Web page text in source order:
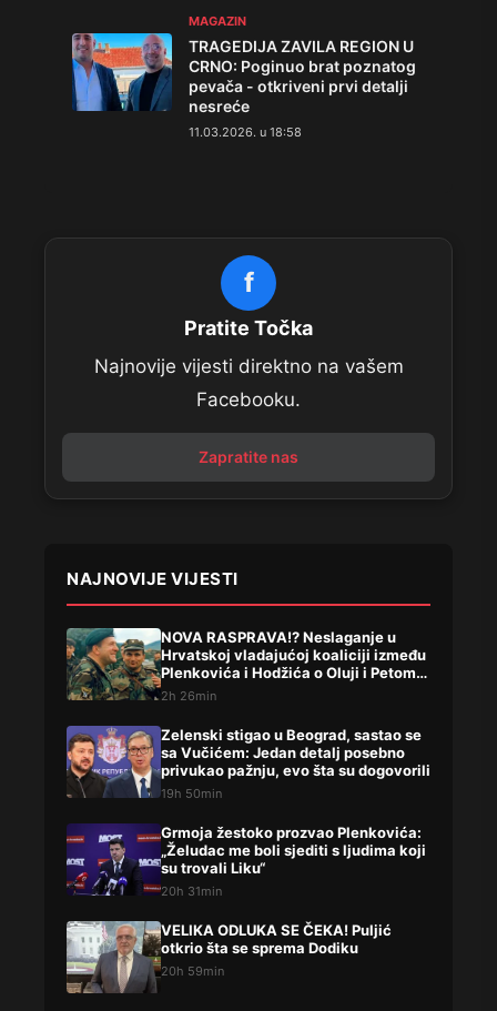
MAGAZIN
TRAGEDIJA ZAVILA REGION U
CRNO: Poginuo brat poznatog
pevača - otkriveni prvi detalji
nesreće
11.03.2026. u 18:58
f
Pratite Točka
Najnovije vijesti direktno na vašem
Facebooku.
Zapratite nas
NAJNOVIJE VIJESTI
NOVA RASPRAVA!? Neslaganje u
Hrvatskoj vladajućoj koaliciji između
Plenkovića i Hodžića o Oluji i Petom
korpusu ARBIH!
2h 26min
Zelenski stigao u Beograd, sastao se
sa Vučićem: Jedan detalj posebno
privukao pažnju, evo šta su dogovorili
19h 50min
Grmoja žestoko prozvao Plenkovića:
„Želudac me boli sjediti s ljudima koji
su trovali Liku“
20h 31min
VELIKA ODLUKA SE ČEKA! Puljić
otkrio šta se sprema Dodiku
20h 59min